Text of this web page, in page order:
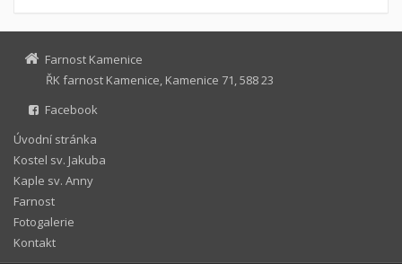
Farnost Kamenice
ŘK farnost Kamenice, Kamenice 71, 588 23
Facebook
Úvodní stránka
Kostel sv. Jakuba
Kaple sv. Anny
Farnost
Fotogalerie
Kontakt